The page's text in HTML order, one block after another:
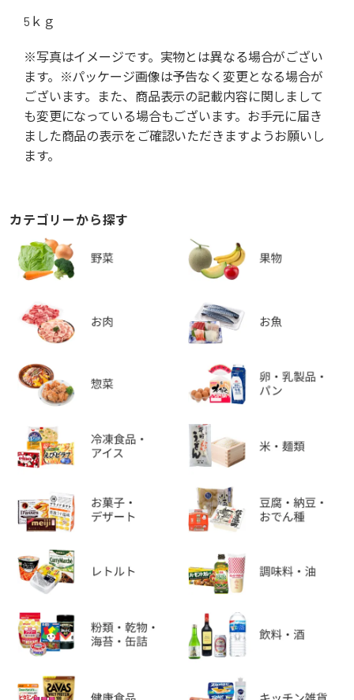
5ｋｇ
※写真はイメージです。実物とは異なる場合がござい
ます。※パッケージ画像は予告なく変更となる場合が
ございます。また、商品表示の記載内容に関しまして
も変更になっている場合もございます。お手元に届き
ました商品の表示をご確認いただきますようお願いし
ます。
カテゴリーから探す